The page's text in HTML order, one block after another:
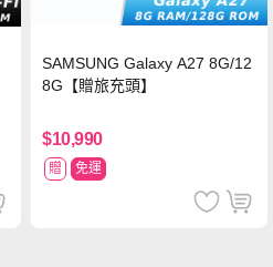
SAMSUNG Galaxy A27 8G/12
8G【贈旅充頭】
$10,990
贈 免運